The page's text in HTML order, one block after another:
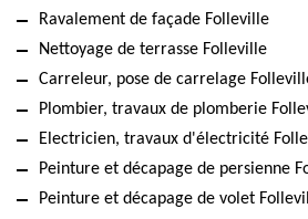
Ravalement de façade Folleville
Nettoyage de terrasse Folleville
Carreleur, pose de carrelage
Plombier, travaux de plomberie
Electricien, travaux d'électricité
Peinture et décapage de persienne
Peinture et décapage de volet